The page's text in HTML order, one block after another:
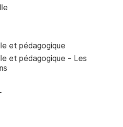
et pédagogique
et pédagogique – Les